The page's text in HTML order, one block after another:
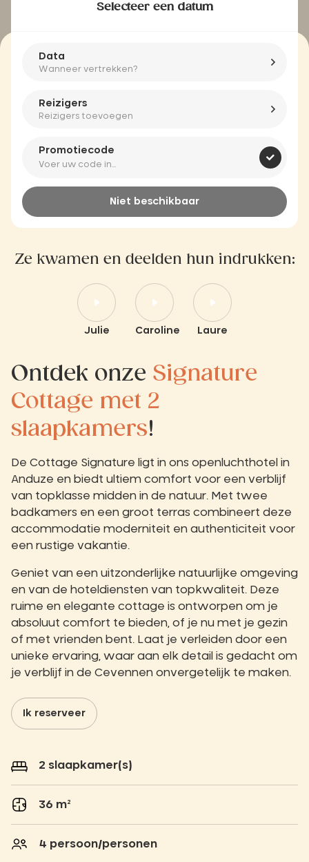
Selecteer een datum
Data
Wanneer vertrekken?
Reizigers
Reizigers toevoegen
Promotiecode
Niet beschikbaar
Ze kwamen en deelden hun indrukken:
Julie Caroline Laure
Ontdek onze Signature
Cottage met 2
slaapkamers!
De Cottage Signature ligt in ons openluchthotel in
Anduze en biedt ultiem comfort voor een verblijf
van topklasse midden in de natuur. Met twee
badkamers en een groot terras combineert deze
accommodatie moderniteit en authenticiteit voor
een rustige vakantie.
Geniet van een uitzonderlijke natuurlijke omgeving
en van de hoteldiensten van topkwaliteit. Deze
ruime en elegante cottage is ontworpen om je
absoluut comfort te bieden, of je nu met je gezin
of met vrienden bent. Laat je verleiden door een
unieke ervaring, waar aan elk detail is gedacht om
je verblijf in de Cevennen onvergetelijk te maken.
Ik reserveer
2 slaapkamer(s)
36 m²
4 persoon/personen